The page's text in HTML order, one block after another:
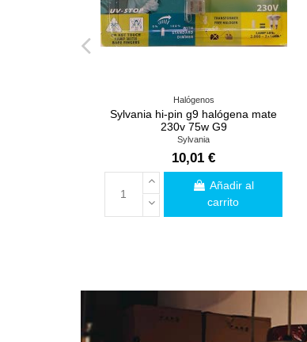
Halógenos
Sylvania hi-pin g9 halógena mate
230v 75w G9
Sylvania
10,01 €
Añadir al
carrito